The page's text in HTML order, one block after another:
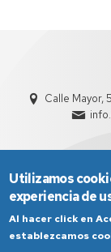
Calle Mayor,
Utilizamos
experiencia de
Al hacer click en
establezcamos